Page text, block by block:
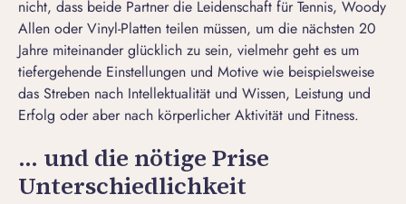
nicht, dass beide Partner die Leidenschaft für Tennis, Woody
Allen oder Vinyl-Platten teilen müssen, um die nächsten 20
Jahre miteinander glücklich zu sein, vielmehr geht es um
tiefergehende Einstellungen und Motive wie beispielsweise
das Streben nach Intellektualität und Wissen, Leistung und
Erfolg oder aber nach körperlicher Aktivität und Fitness.
… und die nötige Prise
Unterschiedlichkeit